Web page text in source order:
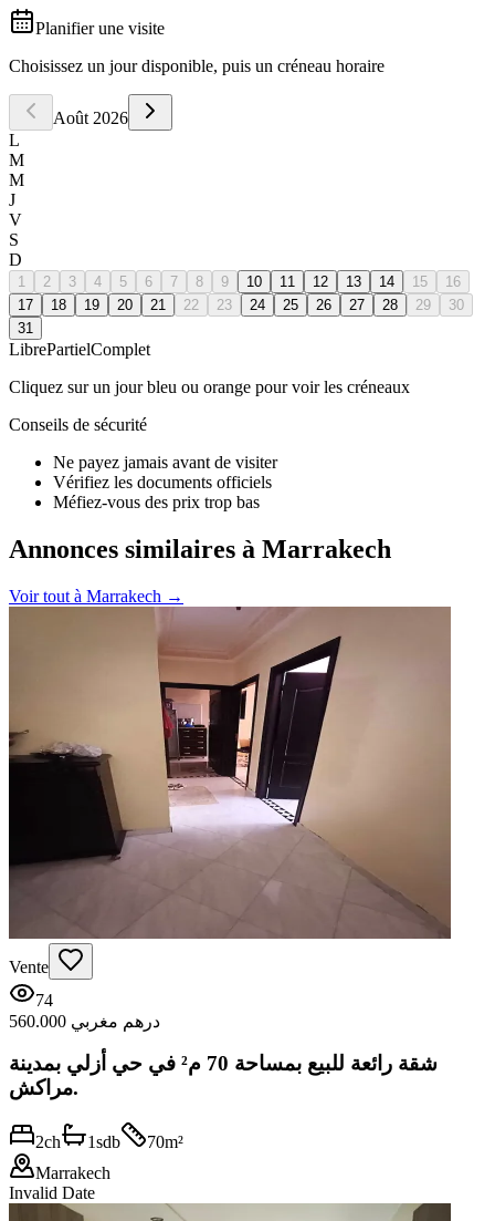
Planifier une visite
Choisissez un jour disponible, puis un créneau horaire
Août 2026
L
M
M
J
V
S
D
1 2 3 4 5 6 7 8 9 10 11 12 13 14 15
16
17
18 19 20 21 22 23 24 25 26 27 28 29
30
31
LibrePartielComplet
Cliquez sur un jour bleu ou orange pour voir les créneaux
Conseils de sécurité
Ne payez jamais avant de visiter
Vérifiez les documents officiels
Méfiez-vous des prix trop bas
Annonces similaires à Marrakech
Voir tout à Marrakech →
Vente
74
560.000 درهم مغربي
شقة رائعة للبيع بمساحة 70 م² في حي أزلي بمدينة
مراكش.
2ch 1sdb 70m²
Marrakech
Invalid Date